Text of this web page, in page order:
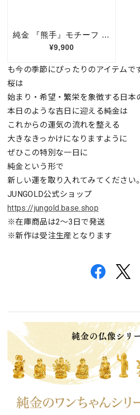
も今の季節にぴったりのアイテムです
桜は
始まり・希望・繁栄を象徴する日本
本日のような吉日に迎える純金は
これからの運気の流れを整える
大きなきっかけになりますように
ぜひこの特別な一日に
純金という形で
新しい運を取り入れてみてください。
JUNGOLD公式ショップ
https://jungold.base.shop
※在庫商品は2〜3日で発送
※新作は受注生産となります